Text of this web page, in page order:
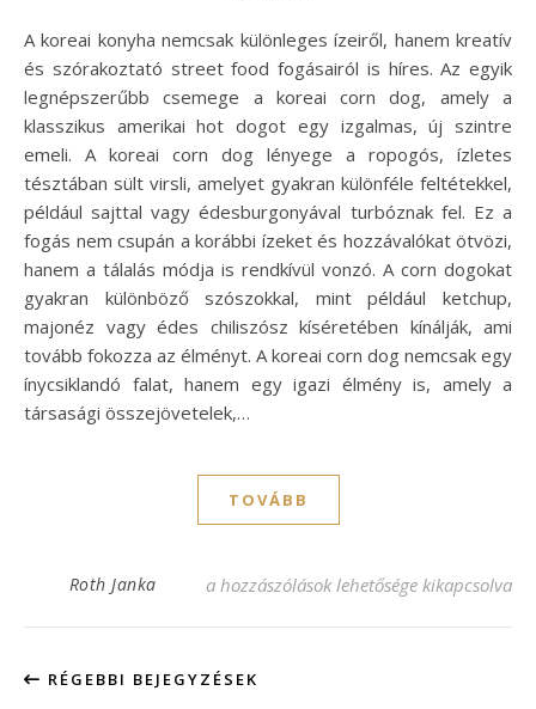
A koreai konyha nemcsak különleges ízeiről, hanem kreatív
és szórakoztató street food fogásairól is híres. Az egyik
legnépszerűbb csemege a koreai corn dog, amely a
klasszikus amerikai hot dogot egy izgalmas, új szintre
emeli. A koreai corn dog lényege a ropogós, ízletes
tésztában sült virsli, amelyet gyakran különféle feltétekkel,
például sajttal vagy édesburgonyával turbóznak fel. Ez a
fogás nem csupán a korábbi ízeket és hozzávalókat ötvözi,
hanem a tálalás módja is rendkívül vonzó. A corn dogokat
gyakran különböző szószokkal, mint például ketchup,
majonéz vagy édes chiliszósz kíséretében kínálják, ami
tovább fokozza az élményt. A koreai corn dog nemcsak egy
ínycsiklandó falat, hanem egy igazi élmény is, amely a
társasági összejövetelek,…
TOVÁBB
Roth Janka Koreai corn dog recept – Fenséges ízek
a hozzászólások lehetősége kikapcsolva
RÉGEBBI BEJEGYZÉSEK